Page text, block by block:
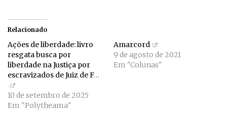
Relacionado
Ações de liberdade: livro
resgata busca por
liberdade na Justiça por
escravizados de Juiz de Fora
10 de setembro de 2025
Em "Polytheama"
Amarcord
9 de agosto de 2021
Em "Colunas"